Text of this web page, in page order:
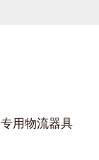
专用物流器具